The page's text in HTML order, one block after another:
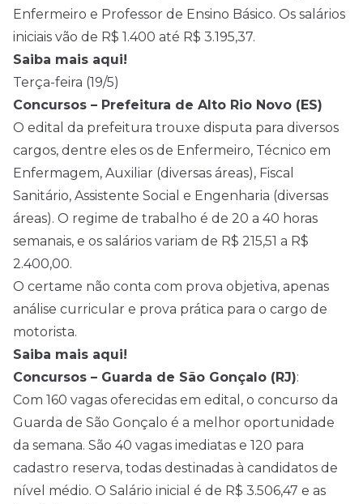
Enfermeiro e Professor de Ensino Básico. Os salários
iniciais vão de R$ 1.400 até R$ 3.195,37.
Saiba mais aqui!
Terça-feira (19/5)
Concursos – Prefeitura de Alto Rio Novo (ES)
O edital da prefeitura trouxe disputa para diversos
cargos, dentre eles os de Enfermeiro, Técnico em
Enfermagem, Auxiliar (diversas áreas), Fiscal
Sanitário, Assistente Social e Engenharia (diversas
áreas). O regime de trabalho é de 20 a 40 horas
semanais, e os salários variam de R$ 215,51 a R$
2.400,00.
O certame não conta com prova objetiva, apenas
análise curricular e prova prática para o cargo de
motorista.
Saiba mais aqui!
Concursos – Guarda de São Gonçalo (RJ):
Com 160 vagas oferecidas em edital, o concurso da
Guarda de São Gonçalo é a melhor oportunidade
da semana. São 40 vagas imediatas e 120 para
cadastro reserva, todas destinadas à candidatos de
nível médio. O Salário inicial é de R$ 3.506,47 e as